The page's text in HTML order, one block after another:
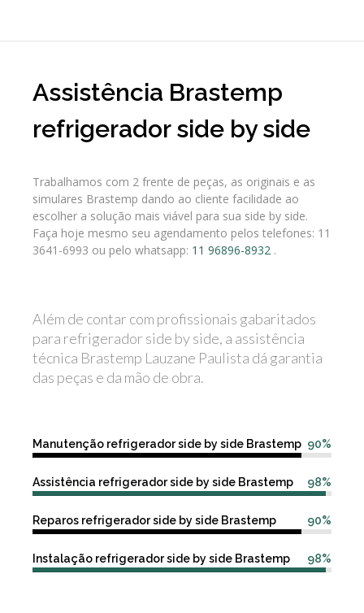
Assistência Brastemp
refrigerador side by side
Trabalhamos com 2 frente de peças, as originais e as
simulares Brastemp dando ao cliente facilidade ao
escolher a solução mais viável para sua side by side.
Faça hoje mesmo seu agendamento pelos telefones: 11
3641-6993 ou pelo whatsapp: 11 96896-8932 .
Além de contar com profissionais gabaritados
para refrigerador side by side, a assistência
técnica Brastemp Lauzane Paulista dá garantia
das peças e da mão de obra.
90%
Manutenção refrigerador side by side Brastemp
98%
Assistência refrigerador side by side Brastemp
90%
Reparos refrigerador side by side Brastemp
98%
Instalação refrigerador side by side Brastemp